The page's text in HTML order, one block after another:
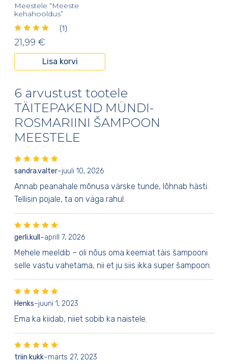
Meestele “Meeste
kehahooldus”
(1)
21,99 €
Lisa korvi
6 arvustust tootele
TÄITEPAKEND MÜNDI-
ROSMARIINI ŠAMPOON
MEESTELE
sandra.valter–juuli 10, 2026
Annab peanahale mõnusa värske tunde, lõhnab hästi.
Tellisin pojale, ta on väga rahul.
gerli.kull –aprill 7, 2026
Mehele meeldib – oli nõus oma keemiat täis šampooni
selle vastu vahetama, nii et ju siis ikka super šampoon.
Henks–juuni 1, 2023
Ema ka kiidab, niiet sobib ka naistele.
triin kukk–märts 27, 2023